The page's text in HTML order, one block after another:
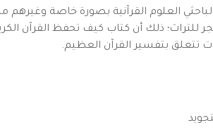
العلوم القرآنية بصورة خاصة
للتراث؛ ذلك أن كتاب كيف تحفظ القرآن
تتعلق بتفسير القرآن العظيم.